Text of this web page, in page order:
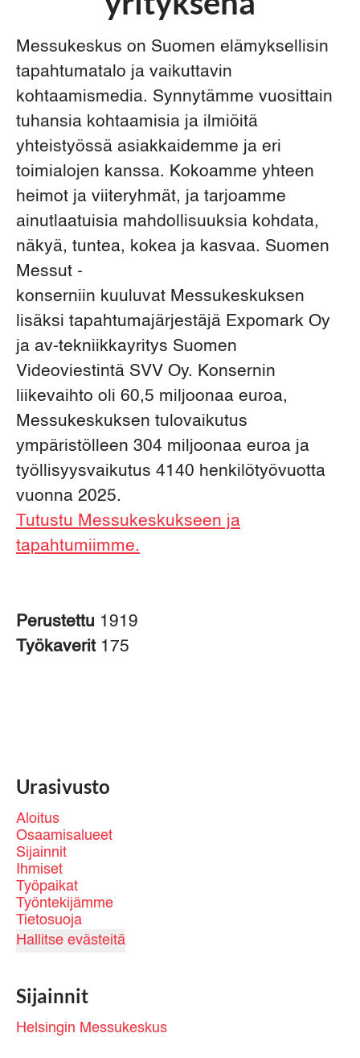
Messukeskus on Suomen elämyksellisin
tapahtumatalo ja vaikuttavin
kohtaamismedia. Synnytämme vuosittain
tuhansia kohtaamisia ja ilmiöitä
yhteistyössä asiakkaidemme ja eri
toimialojen kanssa. Kokoamme yhteen
heimot ja viiteryhmät, ja tarjoamme
ainutlaatuisia mahdollisuuksia kohdata,
näkyä, tuntea, kokea ja kasvaa. Suomen
Messut -
konserniin kuuluvat Messukeskuksen
lisäksi tapahtumajärjestäjä Expomark Oy
ja av-tekniikkayritys Suomen
Videoviestintä SVV Oy. Konsernin
liikevaihto oli 60,5 miljoonaa euroa,
Messukeskuksen tulovaikutus
ympäristölleen 304 miljoonaa euroa ja
työllisyysvaikutus 4140 henkilötyövuotta
vuonna 2025.
Tutustu Messukeskukseen ja
tapahtumiimme.
Perustettu 1919
Työkaverit 175
Urasivusto
Aloitus
Osaamisalueet
Sijainnit
Ihmiset
Työpaikat
Työntekijämme
Tietosuoja
Hallitse evästeitä
Sijainnit
Helsingin Messukeskus